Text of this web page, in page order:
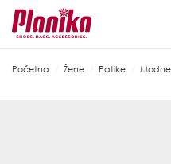
Početna Žene Patike